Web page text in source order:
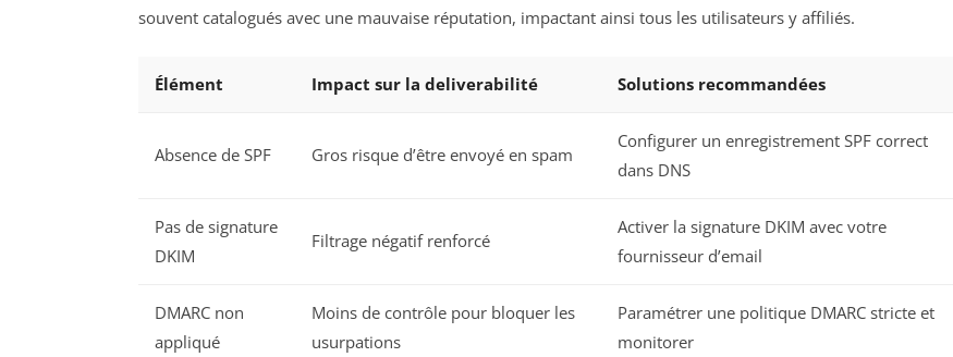
souvent catalogués avec une mauvaise réputation, impactant ainsi tous les utilisateurs y affiliés.
Élément Impact sur la deliverabilité Solutions recommandées
Absence de SPF Gros risque d’être envoyé en spam
Configurer un enregistrement SPF correct
dans DNS
Pas de signature
DKIM
Filtrage négatif renforcé
Activer la signature DKIM avec votre
fournisseur d’email
DMARC non
appliqué
Moins de contrôle pour bloquer les
usurpations
Paramétrer une politique DMARC stricte et
monitorer